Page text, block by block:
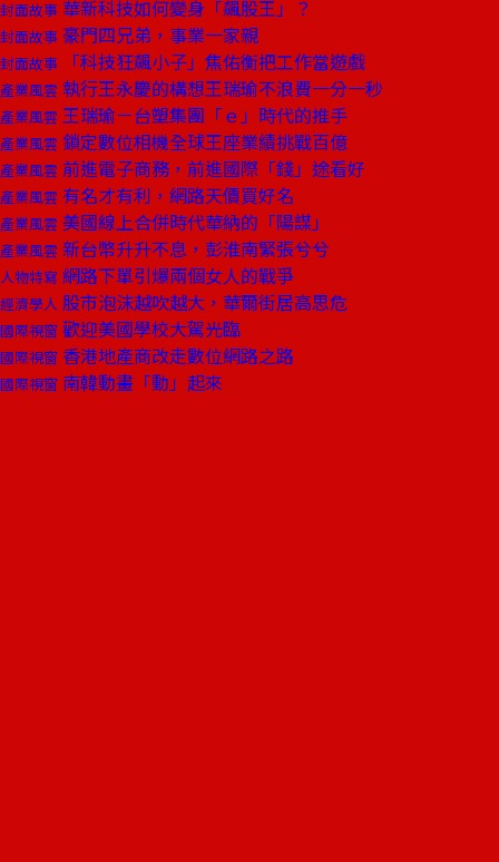
封面故事 華新科技如何變身「飆股王」？
封面故事 豪門四兄弟，事業一家親
封面故事 「科技狂飆小子」焦佑衡把工作當遊戲
產業風雲 執行王永慶的構想王瑞瑜不浪費一分一秒
產業風雲 王瑞瑜－台塑集團「ｅ」時代的推手
產業風雲 鎖定數位相機全球王座業績挑戰百億
產業風雲 前進電子商務，前進國際「錢」途看好
產業風雲 有名才有利，網路天價買好名
產業風雲 美國線上合併時代華納的「陽謀」
產業風雲 新台幣升升不息，彭淮南緊張兮兮
人物特寫 網路下單引爆兩個女人的戰爭
經濟學人 股市泡沫越吹越大，華爾街居高思危
國際視窗 歡迎美國學校大駕光臨
國際視窗 香港地產商改走數位網路之路
國際視窗 南韓動畫「動」起來